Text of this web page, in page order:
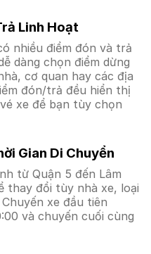
Linh Hoạt
nhiều điểm đón và trả
dàng chọn điểm dừng
cơ quan hay các địa
đón/trả đều hiển thị
xe để bạn tùy chọn
Gian Di Chuyển
từ Quận 5 đến Lâm
thay đổi tùy nhà xe, loại
xe đầu tiên
và chuyến cuối cùng